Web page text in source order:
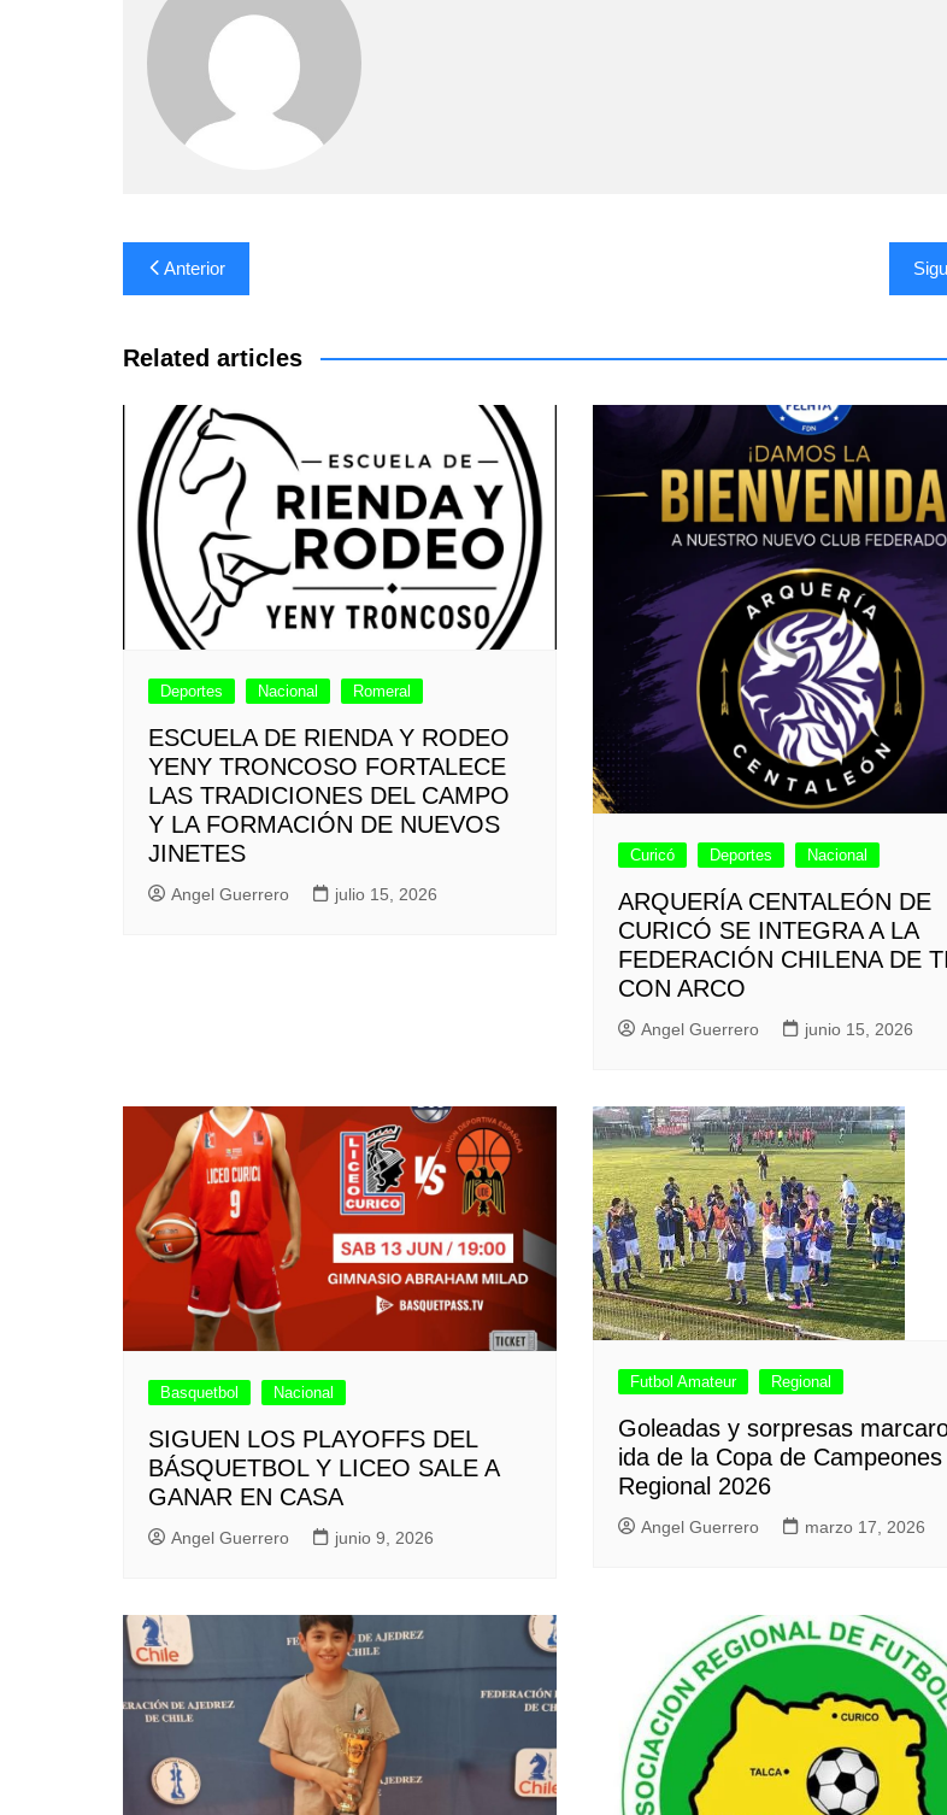
Navegación
de
entradas
Anterior
Related articles
Deportes Nacional Romeral
ESCUELA DE RIENDA Y RODEO
YENY TRONCOSO FORTALECE
LAS TRADICIONES DEL CAMPO
Y LA FORMACIÓN DE NUEVOS
JINETES
Angel Guerrero julio 15, 2026
Curicó Deportes Nacional
ARQUERÍA CENTALEÓN DE
CURICÓ SE INTEGRA A LA
FEDERACIÓN CHILENA DE
CON ARCO
Angel Guerrero junio 15, 2026
Basquetbol Nacional
SIGUEN LOS PLAYOFFS DEL
BÁSQUETBOL Y LICEO SALE A
GANAR EN CASA
Angel Guerrero junio 9, 2026
Futbol Amateur Regional
Goleadas y sorpresas
ida de la Copa de Campeones
Regional 2026
Angel Guerrero marzo 17, 2026